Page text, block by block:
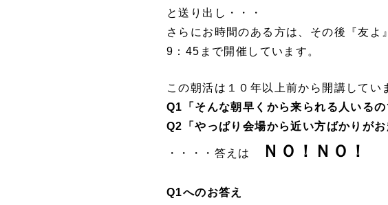
と送り出し・・・
さらにお時間のある方は、その後『友よ
9：45まで開催しています。
この朝活は１０年以上前から開講してい
Q1「そんな朝早くから来られる人いるの
Q2「やっぱり会場から近い方ばかりがお
・・・・答えは ＮＯ！ＮＯ！
Q1へのお答え